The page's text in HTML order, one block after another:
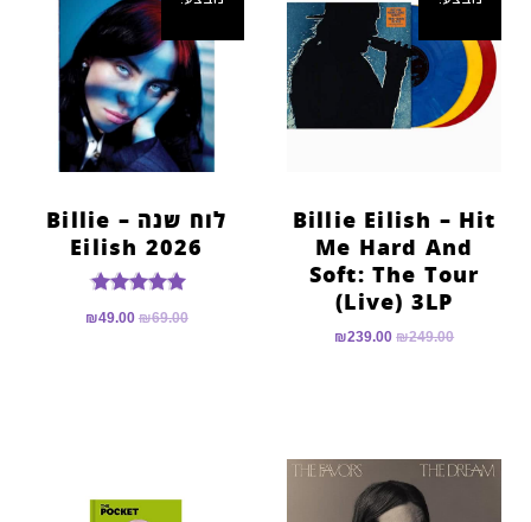
Billie Eilish – Hit
Me Hard And
Soft: The Tour
(Live) 3LP
₪249.00
₪239.00
לוח שנה – Billie
Eilish 2026
דורג
5.00
₪69.00
₪49.00